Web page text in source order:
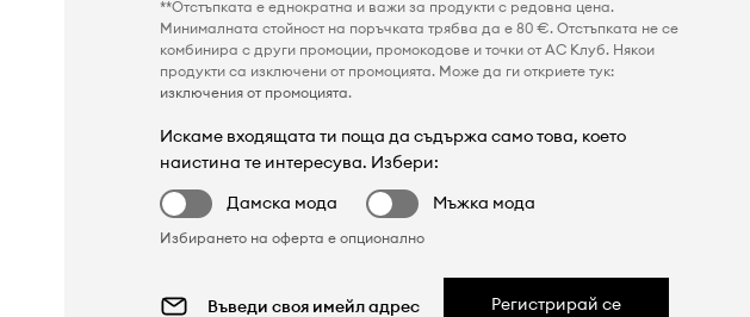
**Отстъпката е еднократна и важи за продукти с редовна цена.
Минималната стойност на поръчката трябва да е 80 €. Отстъпката не се
комбинира с други промоции, промокодове и точки от AC Клуб. Някои
продукти са изключени от промоцията. Може да ги откриете тук:
изключения от промоцията.
Искаме входящата ти поща да съдържа само това, което
наистина те интересува. Избери:
Дамска мода
Мъжка мода
Избирането на оферта е опционално
Регистрирай се